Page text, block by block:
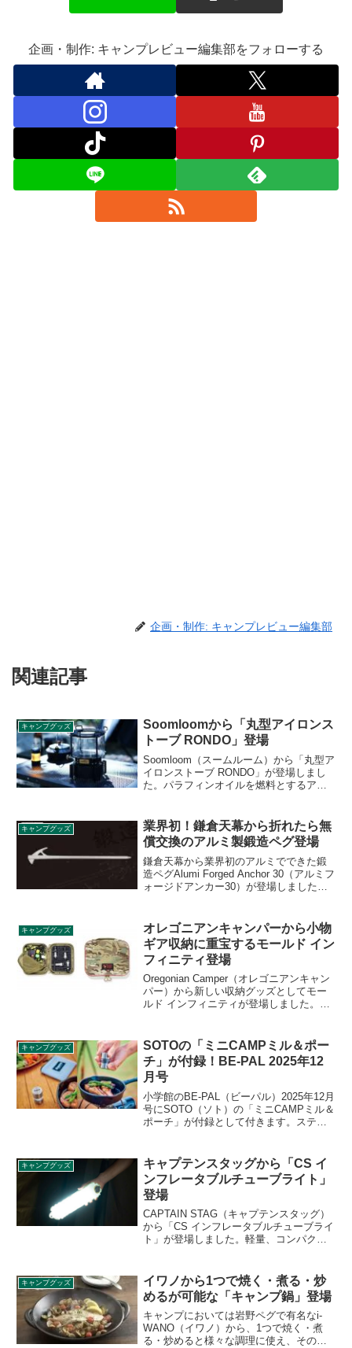
企画・制作: キャンプレビュー編集部をフォローする
企画・制作: キャンプレビュー編集部
関連記事
キャンプグッズ
Soomloomから「丸型アイロンス
トーブ RONDO」登場
Soomloom（スームルーム）から「丸型ア
イロンストーブ RONDO」が登場しまし
た。パラフィンオイルを燃料とするアイ
ストーブ上部には五徳も搭載されてお
り、調理もできます。詳細をレビューし
ます。
キャンプグッズ
業界初！鎌倉天幕から折れたら無
償交換のアルミ製鍛造ペグ登場
鎌倉天幕から業界初のアルミでできた鍛
造ペグAlumi Forged Anchor 30（アルミフ
ォージドアンカー30）が登場しました。
ルミ製鍛造ペグは頑丈さと軽さを兼ね備
えているということで、その詳細をレビ
ューします。
キャンプグッズ
オレゴニアンキャンパーから小物
ギア収納に重宝するモールド イン
フィニティ登場
Oregonian Camper（オレゴニアンキャン
パー）から新しい収納グッズとしてモー
ルド インフィニティが登場しました。特
勝手の良さそうな本商品の詳細をレビュ
ーします。
キャンプグッズ
SOTOの「ミニCAMPミル＆ポー
チ」が付録！BE-PAL 2025年12
月号
小学館のBE-PAL（ビーパル）2025年12月
号にSOTO（ソト）の「ミニCAMPミル＆
ポーチ」が付録として付きます。ステン
や岩塩、クミンなどを挽くことができる
小さいながらも本格的なアイテムに仕上
がっています。詳細をレビューします。
キャンプグッズ
キャプテンスタッグから「CS イ
ンフレータブルチューブライト」
登場
CAPTAIN STAG（キャプテンスタッグ）
から「CS インフレータブルチューブライ
ト」が登場しました。軽量、コンパクト
定でき、マグネットで金属部に付けて使
用可能です。詳細をレビューします。
キャンプグッズ
イワノから1つで焼く・煮る・炒
めるが可能な「キャンプ鍋」登場
キャンプにおいては岩野ペグで有名なi-
WANO（イワノ）から、1つで焼く・煮
る・炒めると様々な調理に使え、そのま